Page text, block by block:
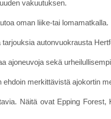
vakuutuksen.
oman liike-tai lomamatkalla.
autonvuokrausta
ajoneuvoja sekä
merkittävistä ajokortin
Näitä ovat Epping